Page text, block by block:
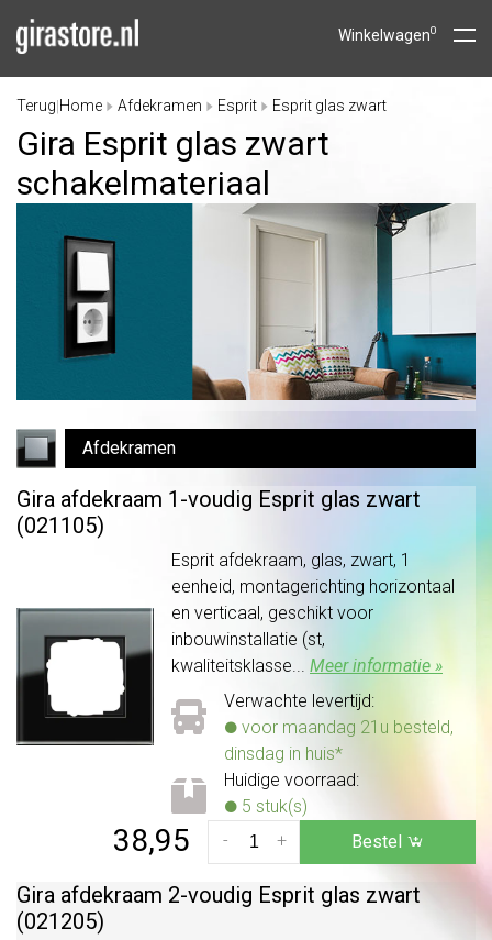
Winkelwagen0
Terug Home Afdekramen Esprit Esprit glas zwart
Gira Esprit glas zwart
schakelmateriaal
Afdekramen
Gira afdekraam 1-voudig Esprit glas zwart
(021105)
Esprit afdekraam, glas, zwart, 1
eenheid, montagerichting horizontaal
en verticaal, geschikt voor
inbouwinstallatie (st,
kwaliteitsklasse... Meer informatie »
Verwachte levertijd:
voor maandag 21u besteld,
dinsdag in huis*
Huidige voorraad:
5 stuk(s)
38,95 +
- Bestel
Gira afdekraam 2-voudig Esprit glas zwart
(021205)